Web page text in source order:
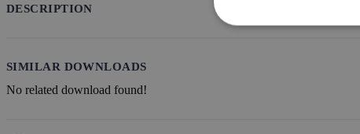
DESCRIPTION
SIMILAR DOWNLOADS
No related download found!